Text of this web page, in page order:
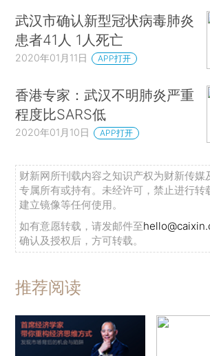
武汉市确认新型冠状病毒肺炎
患者41人 1人死亡
2020年01月11日 APP打开
香港专家：武汉不明肺炎严重
程度比SARS低
2020年01月10日 APP打开
财新网所刊载内容之知识产权为财新传媒
专属所有或持有。未经许可，禁止进行转
建立镜像等任何使用。
如有意愿转载，请发邮件至
确认及授权后，方可转载。
推荐阅读